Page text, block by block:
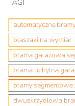
TAGI
automatyczne
blaszaki na wymiar
brama garażowa
brama uchylna
bramy segmentowe
dwuskrzydłowa